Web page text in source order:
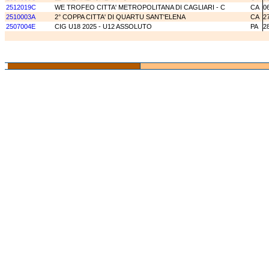
2512019C
WE TROFEO CITTA' METROPOLITANA DI CAGLIARI - C CA
2510003A
2° COPPA CITTA' DI QUARTU SANT'ELENA CA
2507004E
CIG U18 2025 - U12 ASSOLUTO PA